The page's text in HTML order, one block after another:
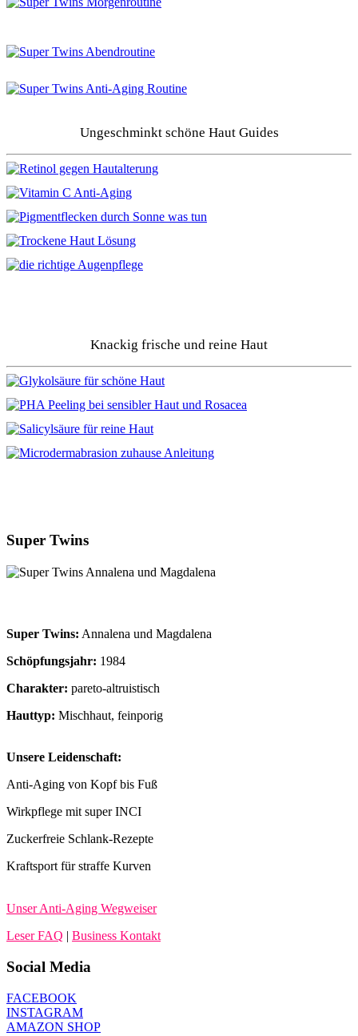
Ungeschminkt schöne Haut Guides
Knackig frische und reine Haut
Super Twins
Super Twins: Annalena und Magdalena
Schöpfungsjahr: 1984
Charakter: pareto-altruistisch
Hauttyp: Mischhaut, feinporig
Unsere Leidenschaft:
Anti-Aging von Kopf bis Fuß
Wirkpflege mit super INCI
Zuckerfreie Schlank-Rezepte
Kraftsport für straffe Kurven
Unser Anti-Aging Wegweiser
Leser FAQ | Business Kontakt
Social Media
FACEBOOK
INSTAGRAM
AMAZON SHOP